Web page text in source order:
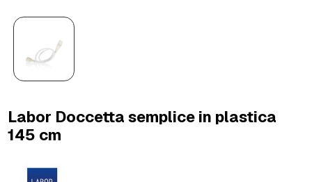
Labor Doccetta semplice in plastica
145 cm